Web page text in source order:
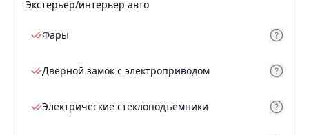
Экстерьер/интерьер авто
Фары
Дверной замок с электроприводом
Электрические стеклоподъемники